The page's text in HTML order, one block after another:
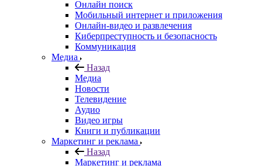
Онлайн поиск
Мобильный интернет и приложения
Онлайн-видео и развлечения
Киберпреступность и безопасность
Коммуникация
Медиа
Назад
Медиа
Новости
Телевидение
Аудио
Видео игры
Книги и публикации
Маркетинг и реклама
Назад
Маркетинг и реклама